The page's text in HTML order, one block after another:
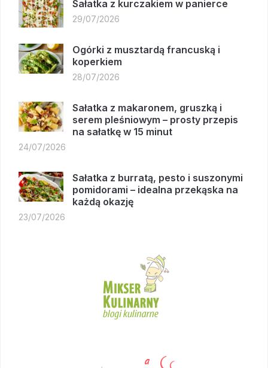
Sałatka z kurczakiem w panierce
29/07/2026
Ogórki z musztardą francuską i
koperkiem
28/07/2026
Sałatka z makaronem, gruszką i
serem pleśniowym – prosty przepis
na sałatkę w 15 minut
24/07/2026
Sałatka z burratą, pesto i suszonymi
pomidorami – idealna przekąska na
każdą okazję
23/07/2026